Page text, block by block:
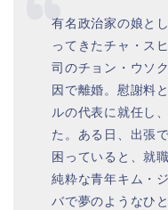
有名政治家の娘と
ってきたチャ・ス
司のチョン・ウソ
因で離婚。慰謝料
ルの代表に就任し
た。ある日、出張
困っていると、就
純粋な青年キム・
バで夢のようなひ